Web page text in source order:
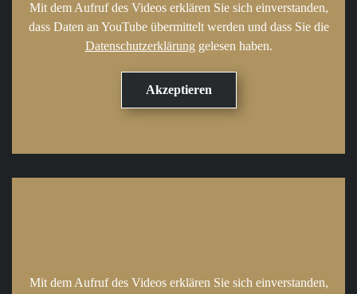
Mit dem Aufruf des Videos erklären Sie sich einverstanden,
dass Daten an YouTube übermittelt werden und dass Sie die
Datenschutzerklärung gelesen haben.
Mit dem Aufruf des Videos erklären Sie sich einverstanden,